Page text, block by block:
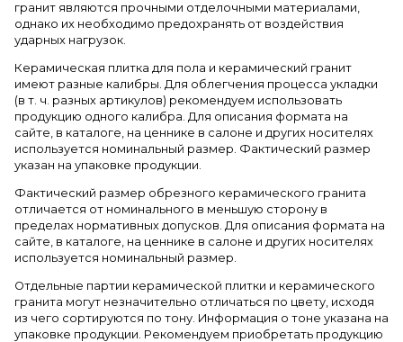
гранит являются прочными отделочными материалами,
однако их необходимо предохранять от воздействия
ударных нагрузок.
Керамическая плитка для пола и керамический гранит
имеют разные калибры. Для облегчения процесса укладки
(в т. ч. разных артикулов) рекомендуем использовать
продукцию одного калибра. Для описания формата на
сайте, в каталоге, на ценнике в салоне и других носителях
используется номинальный размер. Фактический размер
указан на упаковке продукции.
Фактический размер обрезного керамического гранита
отличается от номинального в меньшую сторону в
пределах нормативных допусков. Для описания формата на
сайте, в каталоге, на ценнике в салоне и других носителях
используется номинальный размер.
Отдельные партии керамической плитки и керамического
гранита могут незначительно отличаться по цвету, исходя
из чего сортируются по тону. Информация о тоне указана на
упаковке продукции. Рекомендуем приобретать продукцию